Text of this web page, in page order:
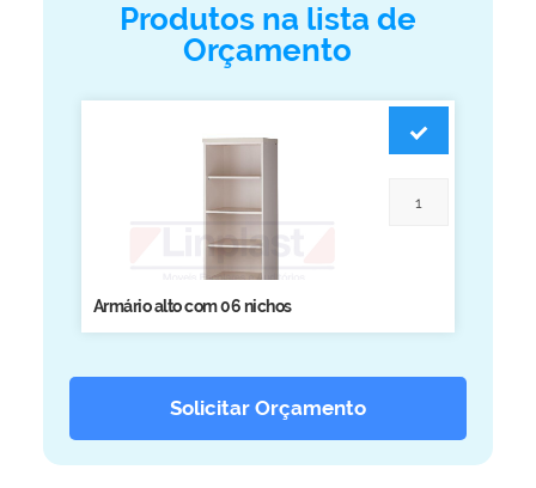
Produtos na lista de
Orçamento
Armário alto com 06 nichos
Solicitar Orçamento